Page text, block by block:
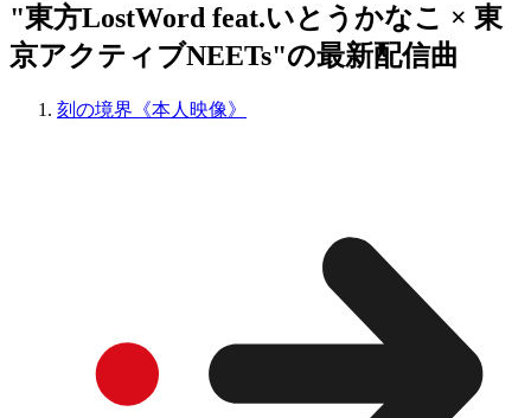
"東方LostWord feat.いとうかなこ × 東
京アクティブNEETs"の最新配信曲
刻の境界《本人映像》